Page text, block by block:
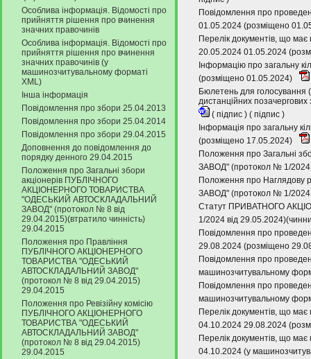
Особлива інформація. Відомості про
прийняття рішення про вчинення
значних правочинів
Особлива інформація. Відомості про
прийняття рішення про вчинення
значних правочинів (у
машинозчитувальному форматі
XML)
Інша інформація
Повідомлення про збори 25.04.2013
Повідомлення про збори 25.04.2014
Повідомлення про збори 29.04.2015
Доповнення до повідомлення до
порядку денного 29.04.2015
Положення про Загальні збори
акціонерів ПУБЛІЧНОГО
АКЦІОНЕРНОГО ТОВАРИСТВА
"ОДЕСЬКИЙ АВТОСКЛАДАЛЬНИЙ
ЗАВОД" (протокол № 8 від
29.04.2015)(втратило чинність)
29.04.2015
Положення про Правління
ПУБЛІЧНОГО АКЦІОНЕРНОГО
ТОВАРИСТВА "ОДЕСЬКИЙ
АВТОСКЛАДАЛЬНИЙ ЗАВОД"
(протокол № 8 від 29.04.2015)
29.04.2015
Положення про Ревізійну комісію
ПУБЛІЧНОГО АКЦІОНЕРНОГО
ТОВАРИСТВА "ОДЕСЬКИЙ
АВТОСКЛАДАЛЬНИЙ ЗАВОД"
(протокол № 8 від 29.04.2015)
29.04.2015
Повідомлення про
01.05.2024 (розміщено
Перелік документів, що
20.05.2024 01.05.2024
Інформацію про загальну
(розміщено 01.05.2024)
Бюлетень для голосування
дистанційних
( підпис ) ( підпис )
Інформація про загальну
(розміщено 17.05.2024)
Положення про
ЗАВОД" (протокол № 1/2024
Положення про
ЗАВОД" (протокол № 1/2024
Статут ПРИВАТНОГО
1/2024 від
Повідомлення про
29.08.2024 (розміщено
Повідомлення про
машинозчитувальному
Повідомлення про
машинозчитувальному
Перелік документів, що
04.10.2024 29.08.2024
Перелік документів, що
04.10.2024 (у